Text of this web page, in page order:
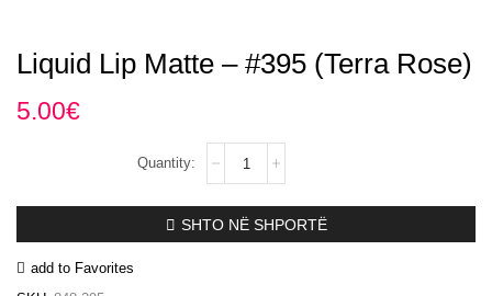
Liquid Lip Matte – #395 (Terra Rose)
5.00€
–
#395
SHTO NË SHPORTË
add to Favorites